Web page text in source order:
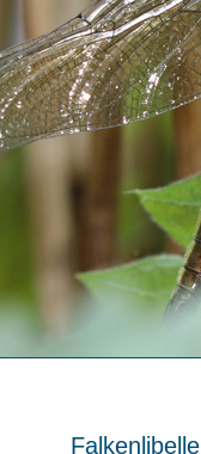
Falkenlibelle